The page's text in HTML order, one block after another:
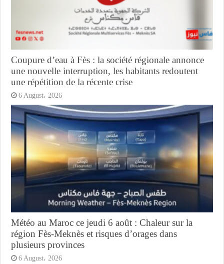
Coupure d’eau à Fès : la société régionale annonce
une nouvelle interruption, les habitants redoutent
une répétition de la récente crise
6 August، 2026
Météo au Maroc ce jeudi 6 août : Chaleur sur la
région Fès-Meknès et risques d’orages dans
plusieurs provinces
6 August، 2026